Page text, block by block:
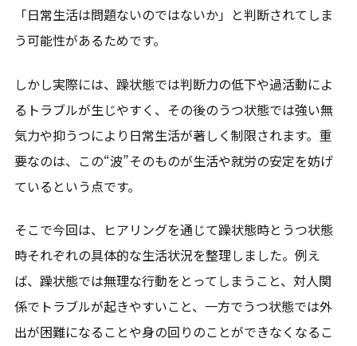
「日常生活は問題ないのではないか」と判断されてしま
う可能性があるためです。
しかし実際には、躁状態では判断力の低下や過活動によ
るトラブルが生じやすく、その後のうつ状態では強い無
気力や抑うつにより日常生活が著しく制限されます。重
要なのは、この“波”そのものが生活や就労の安定を妨げ
ているという点です。
そこで今回は、ヒアリングを通じて躁状態時とうつ状態
時それぞれの具体的な生活状況を整理しました。例え
ば、躁状態では無理な行動をとってしまうこと、対人関
係でトラブルが起きやすいこと、一方でうつ状態では外
出が困難になることや身の回りのことができなくなるこ